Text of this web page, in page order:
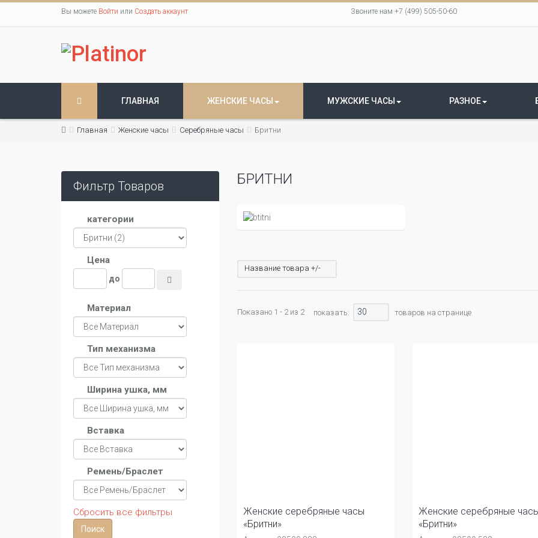
Вы можете Войти или Создать аккаунт Звоните нам +7 (499) 505-50-60
ГЛАВНАЯ ЖЕНСКИЕ ЧАСЫ МУЖСКИЕ ЧАСЫ РАЗНОЕ
Главная Женские часы Серебряные часы Бритни
Фильтр Товаров
категории
Цена
до
Материал
Тип механизма
Ширина ушка, мм
Вставка
Ремень/Браслет
Сбросить все фильтры
БРИТНИ
Название товара +/-
Показано 1 - 2 из 2 показать: 30 товаров на странице
Женские серебряные часы
«Бритни»
Женские серебряные
«Бритни»